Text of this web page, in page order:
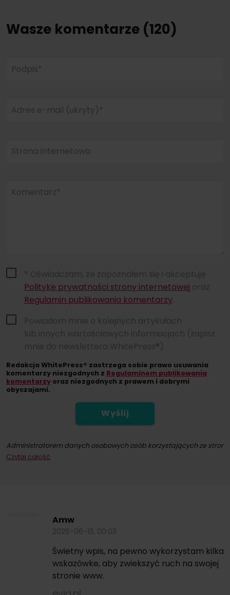
Wasze komentarze (120)
Podpis*
Adres e-mail (ukryty)*
Strona internetowa
Komentarz*
* Oświadczam, że zapoznałem się i akceptuję
Politykę prywatności strony internetowej oraz
Regulamin publikowania komentarzy
Powiadom mnie o kolejnych artykułach
lub innych wartościowych informacjach (zapisz
mnie do newslettera WhitePress®)
Redakcja WhitePress® zastrzega sobie prawo usuwania
komentarzy niezgodnych z Regulaminem publikowania
komentarzy oraz niezgodnych z prawem i dobrymi
obyczajami.
Wyślij
Administratorem danych osobowych osób korzystających ze strony
Dokonując zapisu na newsletter wyrażacie Państwo zgodę na
Czytaj całość
Amw
2026-06-13, 00:03
Świetny wpis, na pewno wykorzystam kilka
wskazówke, aby zwiekszyć ruch na swojej
stronie www.